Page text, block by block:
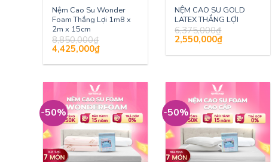
Nệm Cao Su Wonder
Foam Thắng Lợi 1m8 x
2m x 15cm
8,850,000₫
Giá
gốc
là:
4,425,000₫Giá
tại
NỆM CAO SU GOLD
LATEX THẮNG LỢI
6,375,000₫
Giá
gốc
là:
2,550,000₫Giá
tại
-50% -50%